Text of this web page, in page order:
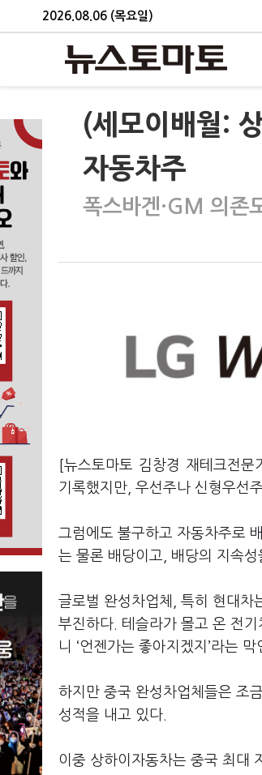
2026.08.06 (목요일)
(세모이배월:
자동차주
폭스바겐·GM 의존
[뉴스토마토 김창경 재테크전
기록했지만, 우선주나 신형우선
그럼에도 불구하고 자동차주로
는 물론 배당이고, 배당의 지속
글로벌 완성차업체, 특히 현대차
부진하다. 테슬라가 몰고 온 전
니 ‘언젠가는 좋아지겠지’라는
하지만 중국 완성차업체들은 조
성적을 내고 있다.
이중 상하이자동차는 중국 최대